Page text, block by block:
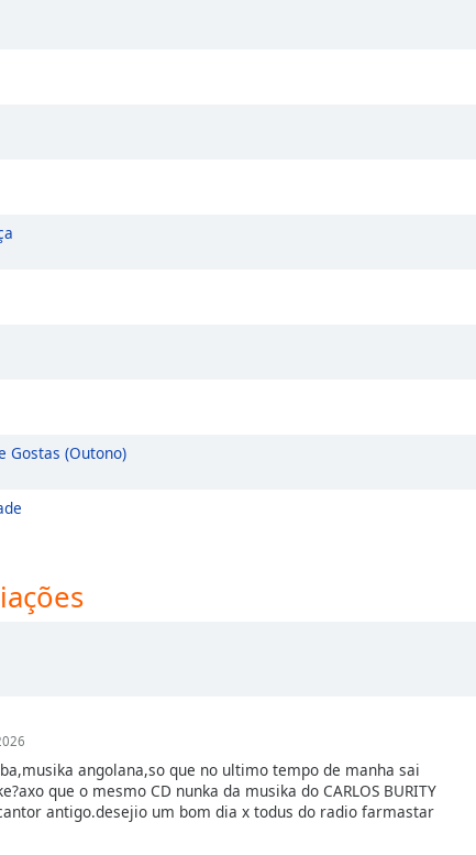
Gostas (Outono)
angolana,so que no ultimo tempo de manha sai
que o mesmo CD nunka da musika do CARLOS BURITY
antigo.desejio um bom dia x todus do radio farmastar